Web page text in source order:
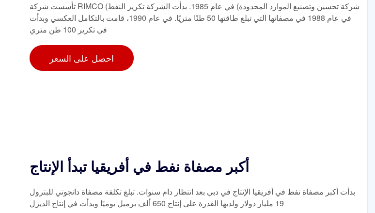
تأسست شركة RIMCO (شركة تحسين وتصنيع الموارد المحدودة) في عام 1985. بدأت الشركة تكرير النفط
في عام 1988 في مصفاتها التي تبلغ طاقتها 50 طنًا متريًا. في عام 1990، قامت بالتكامل العكسي وبدأت
في تكرير 100 طن متري
احصل على السعر
أكبر مصفاة نفط في أفريقيا تبدأ الإنتاج
بدأت أكبر مصفاة نفط في أفريقيا الإنتاج في دبي بعد انتظار دام سنوات. تبلغ تكلفة مصفاة دانجوتي للبترول
19 مليار دولار ولديها القدرة على إنتاج 650 ألف برميل يوميًا وبدأت في إنتاج الديزل